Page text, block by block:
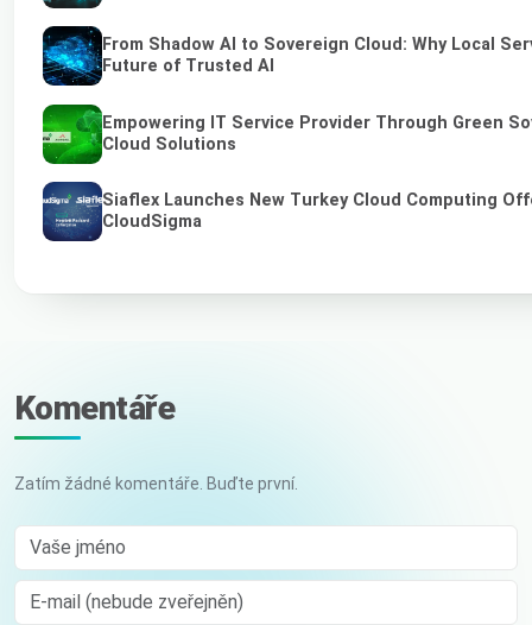
From Shadow AI to Sovereign Cloud: Why Local
Future of Trusted AI
Empowering IT Service Provider Through Green
Cloud Solutions
Siaflex Launches New Turkey Cloud Computing
CloudSigma
Komentáře
Zatím žádné komentáře. Buďte první.
Vaše jméno
E-mail (nebude zveřejněn)